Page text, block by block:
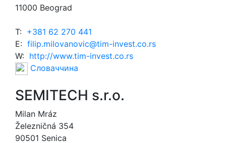
11000 Beograd
T: +381 62 270 441
E: filip.milovanovic@tim-invest.co.rs
W: http://www.tim-invest.co.rs
Словаччина
SEMITECH s.r.o.
Milan Mráz
Železničná 354
90501 Senica